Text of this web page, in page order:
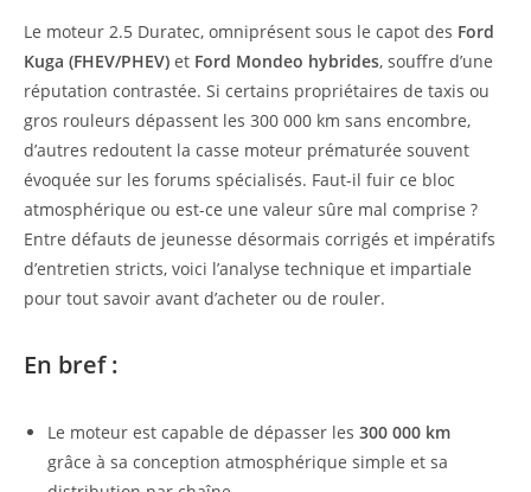
Le moteur 2.5 Duratec, omniprésent sous le capot des Ford
Kuga (FHEV/PHEV) et Ford Mondeo hybrides, souffre d’une
réputation contrastée. Si certains propriétaires de taxis ou
gros rouleurs dépassent les 300 000 km sans encombre,
d’autres redoutent la casse moteur prématurée souvent
évoquée sur les forums spécialisés. Faut-il fuir ce bloc
atmosphérique ou est-ce une valeur sûre mal comprise ?
Entre défauts de jeunesse désormais corrigés et impératifs
d’entretien stricts, voici l’analyse technique et impartiale
pour tout savoir avant d’acheter ou de rouler.
En bref :
Le moteur est capable de dépasser les 300 000 km
grâce à sa conception atmosphérique simple et sa